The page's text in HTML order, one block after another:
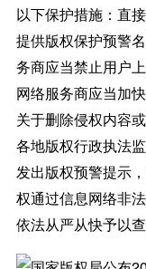
以下保护措施：直
提供版权保护预警
务商应当禁止用户
网络服务商应当加
关于删除侵权内容
各地版权行政执法
发出版权预警提示
权通过信息网络非
依法从严从快予以查